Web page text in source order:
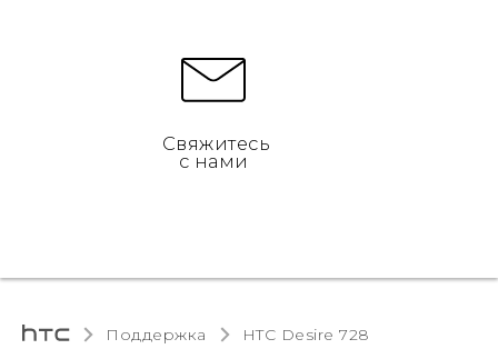
Свяжитесь
с нами
Поддержка HTC Desire 728‎